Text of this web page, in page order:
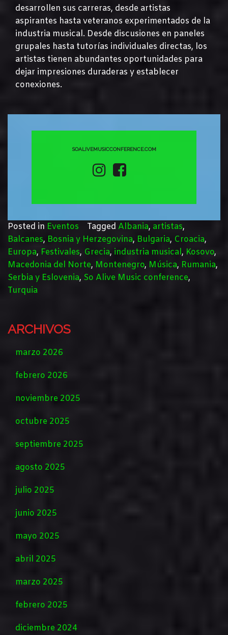
desarrollen sus carreras, desde artistas
aspirantes hasta veteranos experimentados de la
industria musical. Desde discusiones en paneles
grupales hasta tutorías individuales directas, los
artistas tienen abundantes oportunidades para
dejar impresiones duraderas y establecer
conexiones.
SOALIVEMUSICCONFERENCE.COM
Posted in Eventos Tagged Albania, artistas,
Balcanes, Bosnia y Herzegovina, Bulgaria, Croacia,
Europa, Festivales, Grecia, industria musical, Kosovo,
Macedonia del Norte, Montenegro, Música, Rumania,
Serbia y Eslovenia, So Alive Music conference,
Turquia
ARCHIVOS
marzo 2026
febrero 2026
noviembre 2025
octubre 2025
septiembre 2025
agosto 2025
julio 2025
junio 2025
mayo 2025
abril 2025
marzo 2025
febrero 2025
diciembre 2024